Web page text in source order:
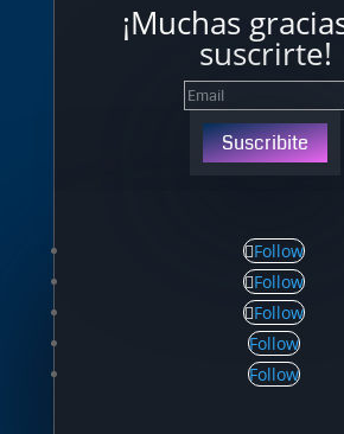
¡Muchas
suscrirte!
Suscribite
Follow
Follow
Follow
Follow
Follow